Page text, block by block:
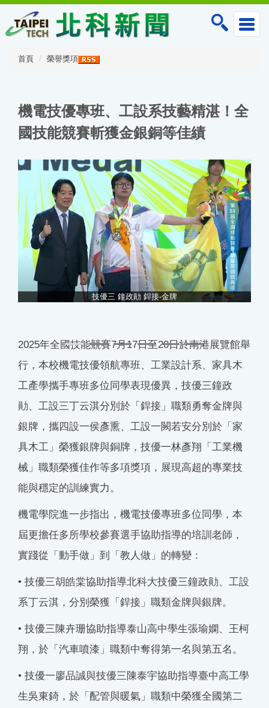
主
首頁 榮譽獎項
機電技優專班、工設系技藝精湛！全
國技能競賽斬獲金銀銅等佳績
技優三 鐘政勛 銲接-金牌
2025年全國技能競賽7月17日至20日於南港展覽館舉
行，本校機電技優領航專班、工業設計系、家具木
工產學攜手專班多位同學表現優異，技優三鐘政
勛、工設三丁云淇分別於「銲接」職類勇奪金牌與
銀牌，攜四設一侯彥熏、工設一闕若安分別於「家
具木工」榮獲銀牌與銅牌，技優一林彥翔「工業機
械」職類榮獲佳作等多項獎項，展現高超的專業技
能與穩定的訓練實力。
機電學院進一步指出，機電技優專班多位同學，本
屆更擔任多所學校參賽選手協助指導的培訓老師，
實踐從「動手做」到「教人做」的轉變：
• 技優三胡皓棠協助指導北科大技優三鐘政勛、工設
系丁云淇，分別榮獲「銲接」職類金牌與銀牌。
• 技優三陳卉珊協助指導泰山高中學生張瑜嫻、王柯
翔，於「汽車噴漆」職類中奪得第一名與第五名。
• 技優一廖品誠與技優三陳泰宇協助指導臺中高工學
生吳東錡，於「配管與暖氣」職類中榮獲全國第二